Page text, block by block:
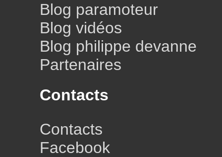
Blog paramoteur
Blog vidéos
Blog philippe devanne
Partenaires
Contacts
Contacts
Facebook